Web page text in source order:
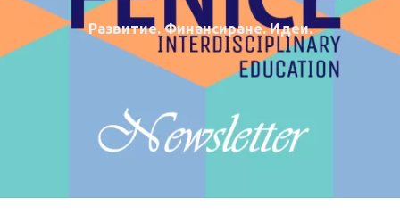
Развитие. Финансиране. Идеи.